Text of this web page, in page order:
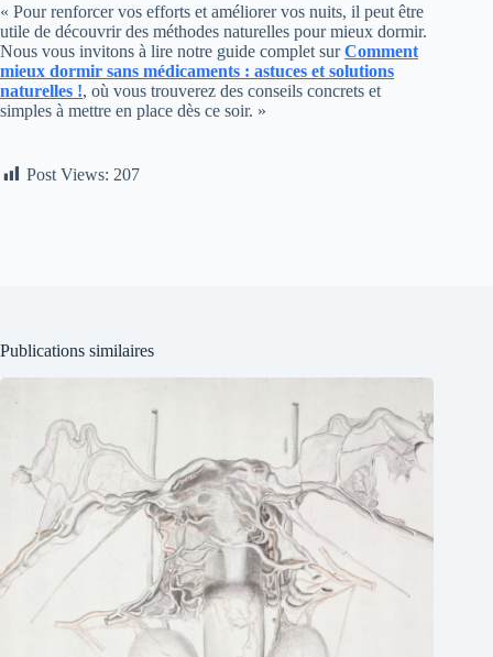
« Pour renforcer vos efforts et améliorer vos nuits, il peut être
utile de découvrir des méthodes naturelles pour mieux dormir.
Nous vous invitons à lire notre guide complet surComment
mieux dormir sans médicaments : astuces et solutions
naturelles !, où vous trouverez des conseils concrets et
simples à mettre en place dès ce soir. »
Post Views: 207
Publications similaires